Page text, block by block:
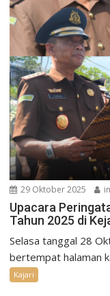
29 Oktober 2025
Upacara
Tahun 2025 di
Selasa tanggal 28
bertempat halaman
Kajari